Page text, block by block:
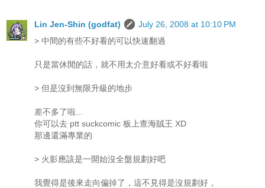
Lin Jen-Shin (godfat)
July 26, 2008 at 10:10 PM
> 中間的有些不好看的可以快速翻過
只是當休閒的話，就不用太介意好看或不好看啦
> 但是沒到無限升級的地步
差不多了啦...
你可以去 ptt suckcomic 板上查海賊王 XD
那邊還滿專業的
> 火影應該是一開始沒全盤規劃好吧
我覺得是後來走向偏掉了，這不見得是沒規劃好，